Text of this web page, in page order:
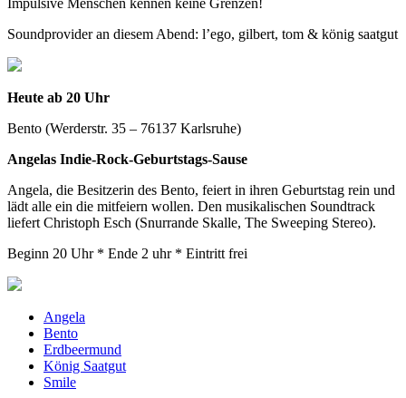
Soundprovider an diesem Abend: l’ego, gilbert, tom & könig saatgut
Heute ab 20 Uhr
Bento (Werderstr. 35 – 76137 Karlsruhe)
Angelas Indie-Rock-Geburtstags-Sause
Angela, die Besitzerin des Bento, feiert in ihren Geburtstag rein und
lädt alle ein die mitfeiern wollen. Den musikalischen Soundtrack
liefert Christoph Esch (Snurrande Skalle, The Sweeping Stereo).
Beginn 20 Uhr * Ende 2 uhr * Eintritt frei
Angela
Bento
Erdbeermund
König Saatgut
Smile